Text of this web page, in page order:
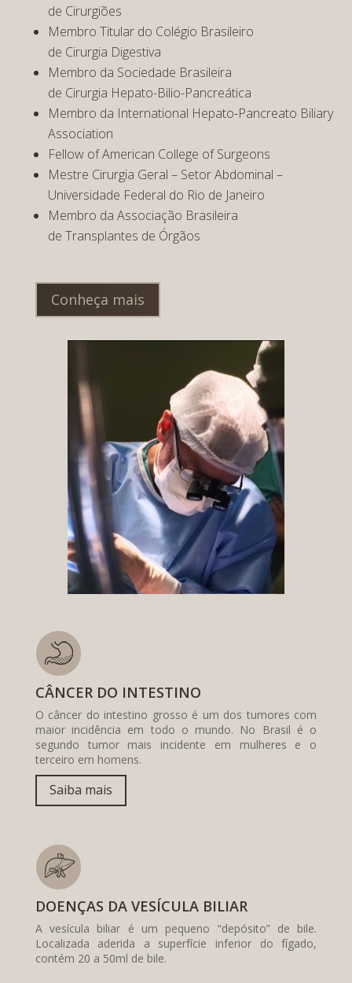
de Cirurgiões
Membro Titular do Colégio Brasileiro
de Cirurgia Digestiva
Membro da Sociedade Brasileira
de Cirurgia Hepato-Bilio-Pancreática
Membro da International Hepato-Pancreato Biliary
Association
Fellow of American College of Surgeons
Mestre Cirurgia Geral – Setor Abdominal –
Universidade Federal do Rio de Janeiro
Membro da Associação Brasileira
de Transplantes de Órgãos
Conheça mais
CÂNCER DO INTESTINO
O câncer do intestino grosso é um dos tumores com
maior incidência em todo o mundo. No Brasil é o
segundo tumor mais incidente em mulheres e o
terceiro em homens.
Saiba mais
DOENÇAS DA VESÍCULA BILIAR
A vesícula biliar é um pequeno “depósito” de bile.
Localizada aderida a superfície inferior do fígado,
contém 20 a 50ml de bile.